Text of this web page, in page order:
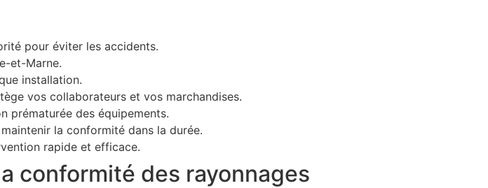
pour éviter les accidents.
et-Marne.
installation.
vos collaborateurs et vos marchandises.
prématurée des équipements.
la conformité dans la durée.
rapide et efficace.
conformité des rayonnages